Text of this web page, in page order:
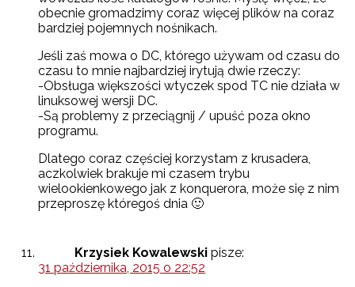
obecnie gromadzimy coraz więcej plików na coraz
bardziej pojemnych nośnikach.
Jeśli zaś mowa o DC, którego używam od czasu do
czasu to mnie najbardziej irytują dwie rzeczy:
-Obsługa większości wtyczek spod TC nie działa w
linuksowej wersji DC.
-Są problemy z przeciągnij / upuść poza okno
programu.
Dlatego coraz częściej korzystam z krusadera,
aczkolwiek brakuje mi czasem trybu
wielookienkowego jak z konquerora, może się z nim
przeproszę któregoś dnia 🙂
Krzysiek Kowalewski pisze:
31 października, 2015 o 22:52